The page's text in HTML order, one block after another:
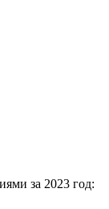
за 2023 год: